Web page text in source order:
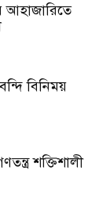
আহাজারিতে
বিনিময়
শক্তিশালী